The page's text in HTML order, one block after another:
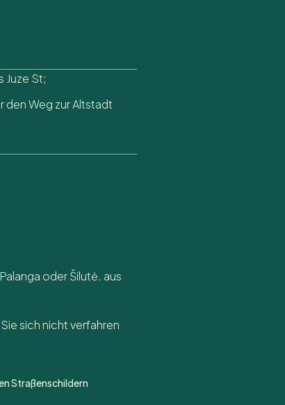
Juze St;
den Weg zur Altstadt
oder Šilutė. aus
sich nicht verfahren
Straßenschildern